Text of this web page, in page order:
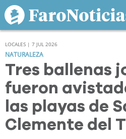
LOCALES | 7 JUL 2026
NATURALEZA
Tres ballenas
fueron
las playas de
Clemente del